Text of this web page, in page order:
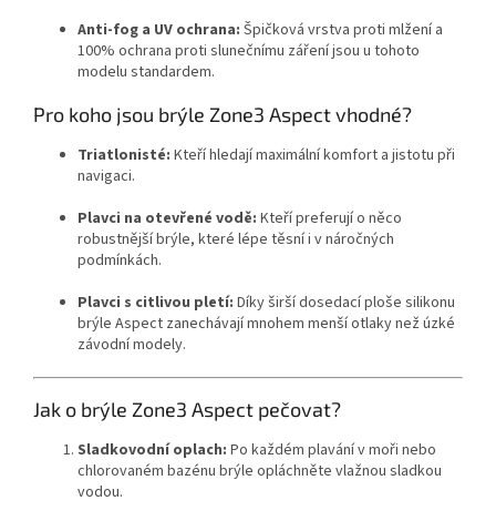
Anti-fog a UV ochrana: Špičková vrstva proti mlžení a
100% ochrana proti slunečnímu záření jsou u tohoto
modelu standardem.
Pro koho jsou brýle Zone3 Aspect vhodné?
Triatlonisté: Kteří hledají maximální komfort a jistotu při
navigaci.
Plavci na otevřené vodě: Kteří preferují o něco
robustnější brýle, které lépe těsní i v náročných
podmínkách.
Plavci s citlivou pletí: Díky širší dosedací ploše silikonu
brýle Aspect zanechávají mnohem menší otlaky než úzké
závodní modely.
Jak o brýle Zone3 Aspect pečovat?
Sladkovodní oplach: Po každém plavání v moři nebo
chlorovaném bazénu brýle opláchněte vlažnou sladkou
vodou.
Powered by chaterimo